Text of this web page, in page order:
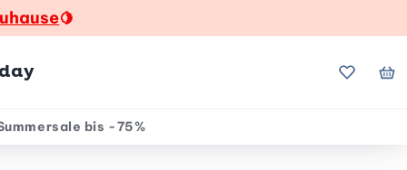
🍋
Meine
bis -75%